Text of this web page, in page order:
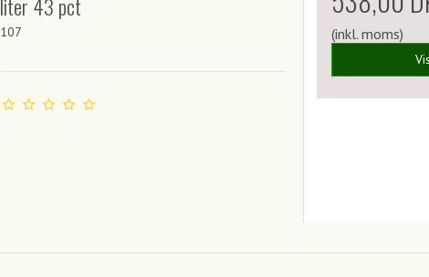
liter 43 pct
107 (inkl. moms)